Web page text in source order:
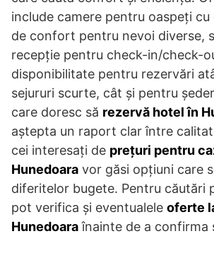
include camere pentru oaspeți
de confort pentru nevoi diverse,
recepție pentru check-in/check-
disponibilitate pentru rezervări
sejururi scurte, cât și pentru
care doresc să rezervă hotel în
aștepta un raport clar între
cei interesați de prețuri pentru
Hunedoara vor găsi opțiuni care
diferitelor bugete. Pentru căutări
pot verifica și eventualele oferte
Hunedoaraînainte de a confirma